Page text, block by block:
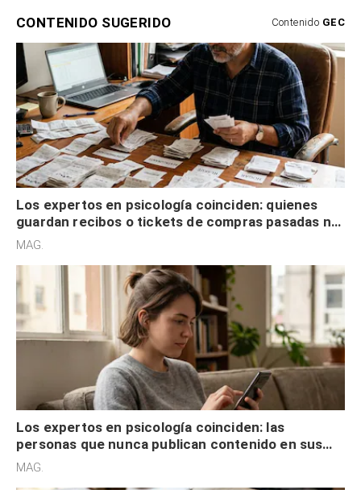
CONTENIDO SUGERIDO Contenido GEC
Los expertos en psicología coinciden: quienes
guardan recibos o tickets de compras pasadas no
son acumuladores, sino que tienen necesidad de
MAG.
Los expertos en psicología coinciden: las
personas que nunca publican contenido en sus
redes sociales no pretenden buscar validación
MAG.